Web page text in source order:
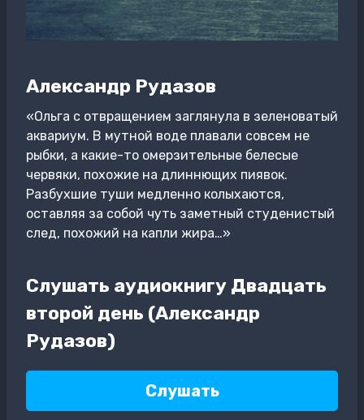
Александр Рудазов
«Ольга с отвращением заглянула в зеленоватый
аквариум. В мутной воде плавали совсем не
рыбки, а какие-то омерзительные белесые
червяки, похожие на длиннющих пиявок.
Разбухшие туши медленно колыхаются,
оставляя за собой чуть заметный студенистый
след, похожий на капли жира…»
Слушать аудиокнигу Двадцать
второй день (Александр
Рудазов)
Слушать